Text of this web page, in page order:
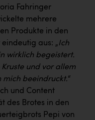
Fahringer
mehrere
Produkte in den
aus: „Ich
wirklich begeistert.
und vor allem
mich beeindruckt.“
und Content
des Brotes in den
Pepi von